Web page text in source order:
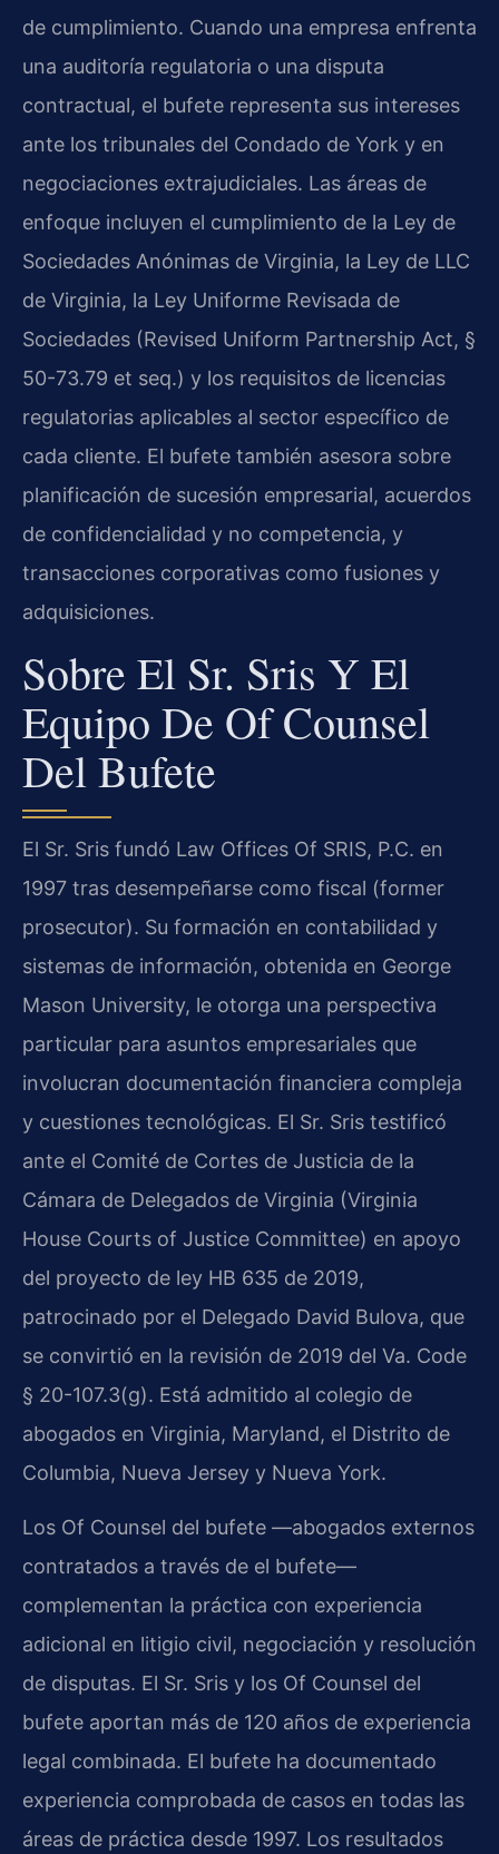
de cumplimiento. Cuando una empresa enfrenta
una auditoría regulatoria o una disputa
contractual, el bufete representa sus intereses
ante los tribunales del Condado de York y en
negociaciones extrajudiciales. Las áreas de
enfoque incluyen el cumplimiento de la Ley de
Sociedades Anónimas de Virginia, la Ley de LLC
de Virginia, la Ley Uniforme Revisada de
Sociedades (Revised Uniform Partnership Act, §
50-73.79 et seq.) y los requisitos de licencias
regulatorias aplicables al sector específico de
cada cliente. El bufete también asesora sobre
planificación de sucesión empresarial, acuerdos
de confidencialidad y no competencia, y
transacciones corporativas como fusiones y
adquisiciones.
Sobre El Sr. Sris Y El
Equipo De Of Counsel
Del Bufete
El Sr. Sris fundó Law Offices Of SRIS, P.C. en
1997 tras desempeñarse como fiscal (former
prosecutor). Su formación en contabilidad y
sistemas de información, obtenida en George
Mason University, le otorga una perspectiva
particular para asuntos empresariales que
involucran documentación financiera compleja
y cuestiones tecnológicas. El Sr. Sris testificó
ante el Comité de Cortes de Justicia de la
Cámara de Delegados de Virginia (Virginia
House Courts of Justice Committee) en apoyo
del proyecto de ley HB 635 de 2019,
patrocinado por el Delegado David Bulova, que
se convirtió en la revisión de 2019 del Va. Code
§ 20-107.3(g). Está admitido al colegio de
abogados en Virginia, Maryland, el Distrito de
Columbia, Nueva Jersey y Nueva York.
Los Of Counsel del bufete —abogados externos
contratados a través de el bufete—
complementan la práctica con experiencia
adicional en litigio civil, negociación y resolución
de disputas. El Sr. Sris y los Of Counsel del
bufete aportan más de 120 años de experiencia
legal combinada. El bufete ha documentado
experiencia comprobada de casos en todas las
áreas de práctica desde 1997. Los resultados